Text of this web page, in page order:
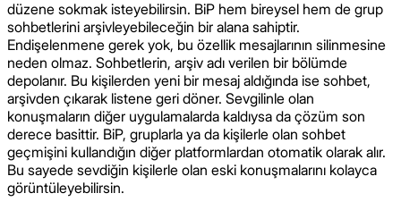
düzene sokmak isteyebilirsin. BiP hem bireysel hem de grup
sohbetlerini arşivleyebileceğin bir alana sahiptir.
Endişelenmene gerek yok, bu özellik mesajlarının silinmesine
neden olmaz. Sohbetlerin, arşiv adı verilen bir bölümde
depolanır. Bu kişilerden yeni bir mesaj aldığında ise sohbet,
arşivden çıkarak listene geri döner. Sevgilinle olan
konuşmaların diğer uygulamalarda kaldıysa da çözüm son
derece basittir. BiP, gruplarla ya da kişilerle olan sohbet
geçmişini kullandığın diğer platformlardan otomatik olarak alır.
Bu sayede sevdiğin kişilerle olan eski konuşmalarını kolayca
görüntüleyebilirsin.